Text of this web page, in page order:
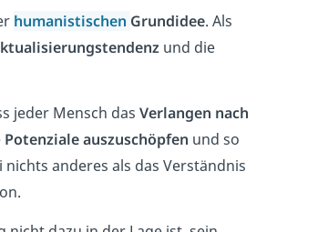
humanistischen Grundidee. Als
und die
jeder Mensch das Verlangen nach
Potenziale auszuschöpfen und so
anderes als das Verständnis